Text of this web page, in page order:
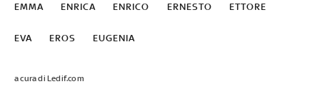
EMMA ENRICA ENRICO ERNESTO ETTORE
EVA EROS EUGENIA
a cura di Ledif.com